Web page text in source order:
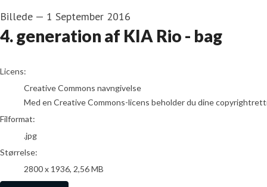
Billede — 1 September 2016
4. generation af KIA Rio - bag
go to media item
Licens:
Creative Commons navngivelse
Med en Creative Commons-licens beholder du dine
Filformat:
.jpg
Størrelse:
2800 x 1936, 2,56 MB